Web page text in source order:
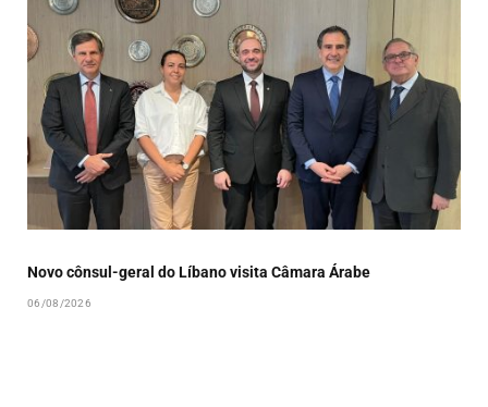
Novo cônsul-geral do Líbano visita Câmara Árabe
06/08/2026